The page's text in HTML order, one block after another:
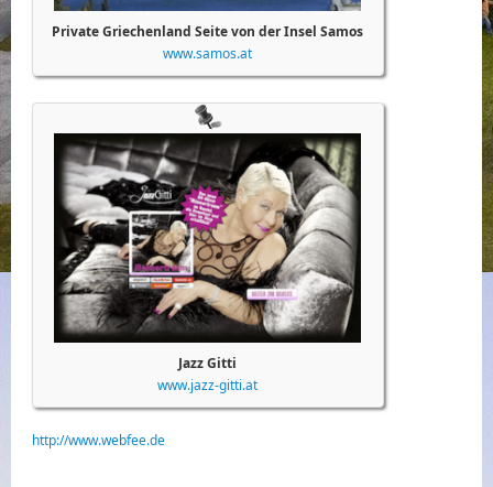
Private Griechenland Seite von der Insel Samos
www.samos.at
Jazz Gitti
www.jazz-gitti.at
http://www.webfee.de